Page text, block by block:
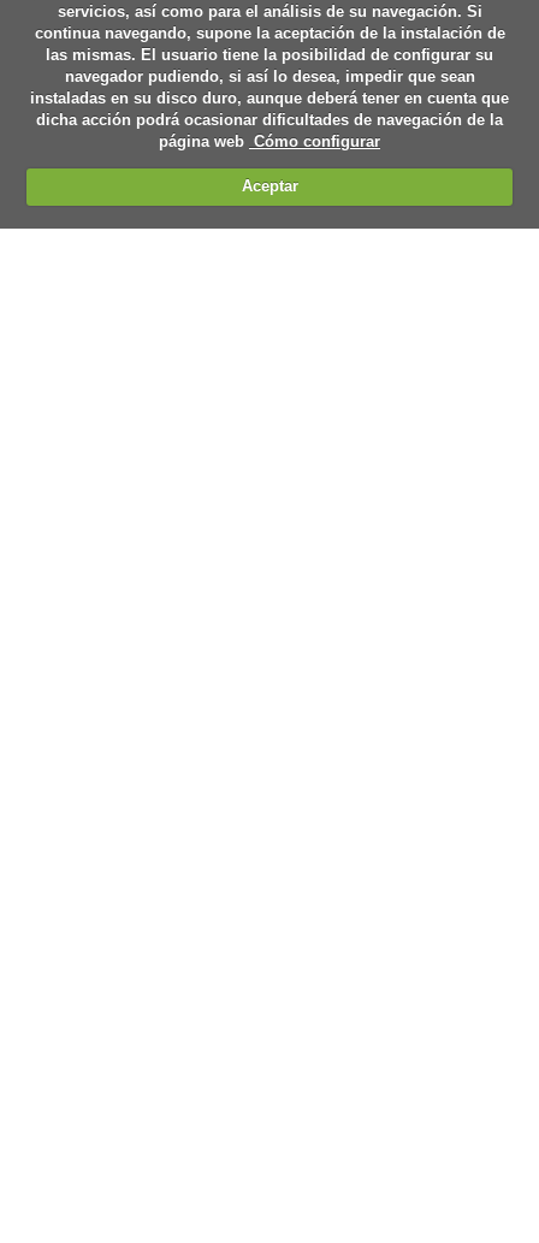
servicios, así como para el análisis de su navegación. Si
continua navegando, supone la aceptación de la instalación de
las mismas. El usuario tiene la posibilidad de configurar su
navegador pudiendo, si así lo desea, impedir que sean
instaladas en su disco duro, aunque deberá tener en cuenta que
dicha acción podrá ocasionar dificultades de navegación de la
página web Cómo configurar
Aceptar